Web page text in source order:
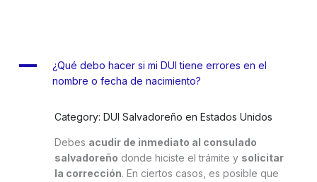
A
¿Qué debo hacer si mi DUI tiene errores en el
nombre o fecha de nacimiento?
Category: DUI Salvadoreño en Estados Unidos
Debes acudir de inmediato al consulado
salvadoreño donde hiciste el trámite y solicitar
la corrección. En ciertos casos, es posible que